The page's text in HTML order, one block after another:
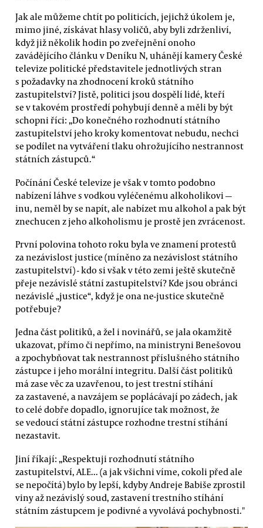
Jak ale můžeme chtít po politicích, jejichž úkolem je,
mimo jiné, získávat hlasy voličů, aby byli zdrženliví,
když již několik hodin po zveřejnění onoho
zavádějícího článku v Deníku N, uhánějí kamery České
televize politické představitele jednotlivých stran
s požadavky na zhodnocení kroků státního
zastupitelství? Jistě, politici jsou dospělí lidé, kteří
se v takovém prostředí pohybují denně a měli by být
schopni říci: „Do konečného rozhodnutí státního
zastupitelství jeho kroky komentovat nebudu, nechci
se podílet na vytváření tlaku ohrožujícího nestrannost
státních zástupců.“
Počínání České televize je však v tomto podobno
nabízení láhve s vodkou vyléčenému alkoholikovi —
inu, neměl by se napít, ale nabízet mu alkohol a pak být
znechucen z jeho alkoholismu je prostě jen zvrácenost.
První polovina tohoto roku byla ve znamení protestů
za nezávislost justice (míněno za nezávislost státního
zastupitelství) - kdo si však v této zemi ještě skutečně
přeje nezávislé státní zastupitelství? Kde jsou obránci
nezávislé „justice“, když je ona ne-justice skutečně
potřebuje?
Jedna část politiků, a žel i novinářů, se jala okamžitě
ukazovat, přímo či nepřímo, na ministryni Benešovou
a zpochybňovat tak nestrannost příslušného státního
zástupce i jeho morální integritu. Další část politiků
má zase věc za uzavřenou, to jest trestní stíhání
za zastavené, a navzájem se poplácávají po zádech, jak
to celé dobře dopadlo, ignorujíce tak možnost, že
se vedoucí státní zástupce rozhodne trestní stíhání
nezastavit.
Jiní říkají: „Respektuji rozhodnutí státního
zastupitelství, ALE... (a jak všichni víme, cokoli před ale
se nepočítá) bylo by lepší, kdyby Andreje Babiše zprostil
viny až nezávislý soud, zastavení trestního stíhání
státním zástupcem je podivné a vyvolává pochybnosti."